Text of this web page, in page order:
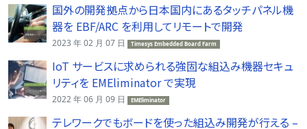
国外の開発拠点から日本国内にあるタッチパネル機
器を EBF/ARC を利用してリモートで開発
2023 年 02 月 07 日 Timesys Embedded Board Farm
IoT サービスに求められる強固な組込み機器セキュ
リティを EMEliminator で実現
2022 年 06 月 09 日 EMEliminator
テレワークでもボードを使った組込み開発が行える –